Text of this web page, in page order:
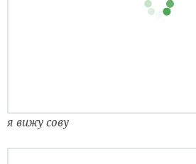
я вижу сову